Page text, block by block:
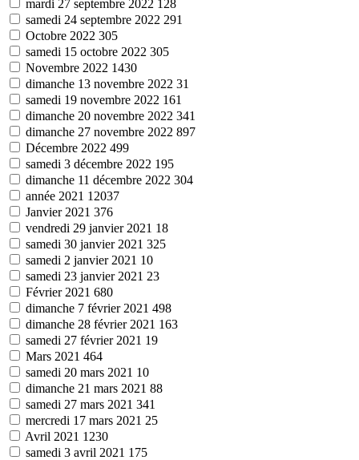
mardi 27 septembre 2022 128
samedi 24 septembre 2022 291
Octobre 2022 305
samedi 15 octobre 2022 305
Novembre 2022 1430
dimanche 13 novembre 2022 31
samedi 19 novembre 2022 161
dimanche 20 novembre 2022 341
dimanche 27 novembre 2022 897
Décembre 2022 499
samedi 3 décembre 2022 195
dimanche 11 décembre 2022 304
année 2021 12037
Janvier 2021 376
vendredi 29 janvier 2021 18
samedi 30 janvier 2021 325
samedi 2 janvier 2021 10
samedi 23 janvier 2021 23
Février 2021 680
dimanche 7 février 2021 498
dimanche 28 février 2021 163
samedi 27 février 2021 19
Mars 2021 464
samedi 20 mars 2021 10
dimanche 21 mars 2021 88
samedi 27 mars 2021 341
mercredi 17 mars 2021 25
Avril 2021 1230
samedi 3 avril 2021 175